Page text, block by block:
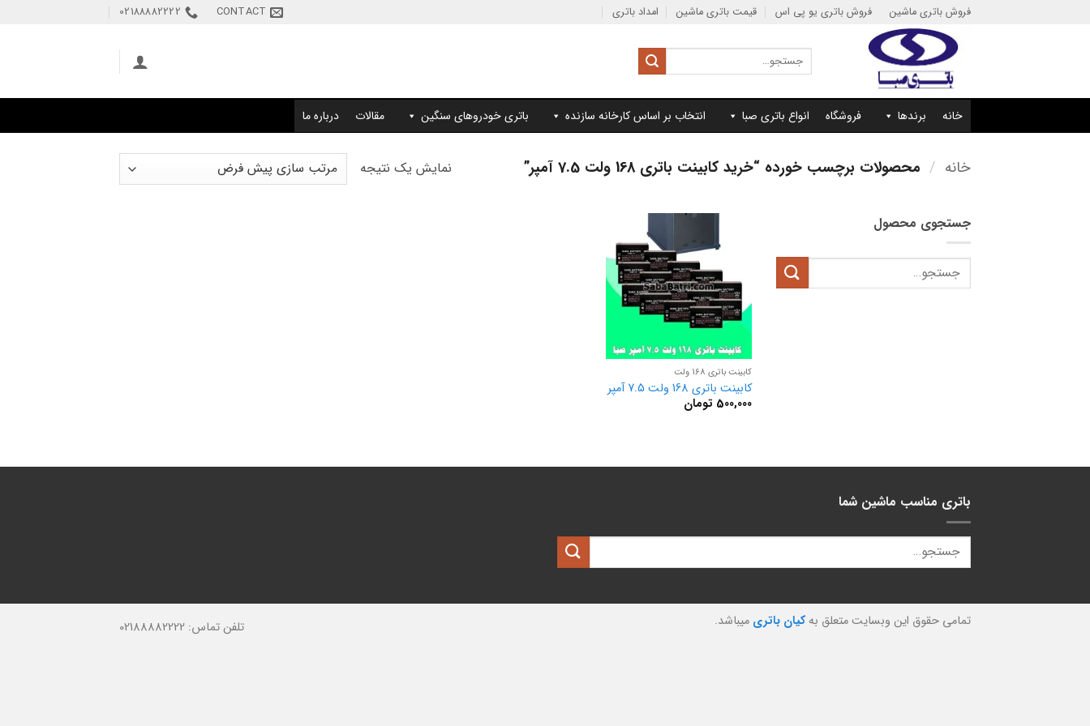
فروش باتری ماشین فروش باتری یو پی اس قیمت باتری ماشین امداد باتری CONTACT
02188882222
جستجو
برای:
خانه برندها فروشگاه انواع باتری صبا انتخاب بر اساس کارخانه سازنده باتری خودروهای سنگین مقالات درباره ما
خانه / محصولات برچسب خورده “خرید کابینت باتری 168 ولت 7.5 آمپر” نمایش یک نتیجه
جستجوی محصول
جستجو
برای:
کابینت باتری 168 ولت
کابینت باتری 168 ولت 7.5 آمپر
500,000 تومان
باتری مناسب ماشین شما
تلفن تماس: 02188882222 تمامی حقوق این وبسایت متعلق بهکیان باتری میباشد.